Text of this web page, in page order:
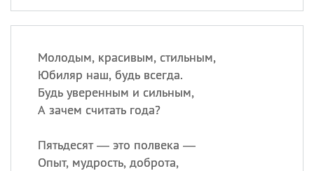
Молодым, красивым, стильным,
Юбиляр наш, будь всегда.
Будь уверенным и сильным,
А зачем считать года?
Пятьдесят — это полвека —
Опыт, мудрость, доброта,
Посмотреть значениеи
происхождение